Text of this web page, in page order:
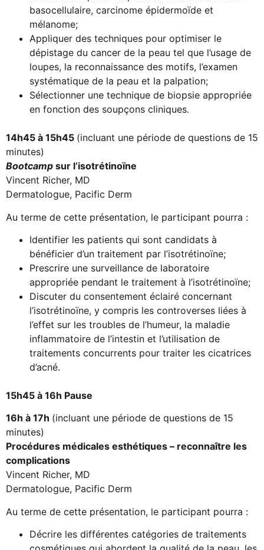
basocellulaire, carcinome épidermoïde et
mélanome;
Appliquer des techniques pour optimiser le
dépistage du cancer de la peau tel que l’usage de
loupes, la reconnaissance des motifs, l’examen
systématique de la peau et la palpation;
Sélectionner une technique de biopsie appropriée
en fonction des soupçons cliniques.
14h45 à 15h45 (incluant une période de questions de 15
minutes)
Bootcamp sur l’isotrétinoïne
Vincent Richer, MD
Dermatologue, Pacific Derm
Au terme de cette présentation, le participant pourra :
Identifier les patients qui sont candidats à
bénéficier d’un traitement par l’isotrétinoïne;
Prescrire une surveillance de laboratoire
appropriée pendant le traitement à l’isotrétinoïne;
Discuter du consentement éclairé concernant
l’isotrétinoïne, y compris les controverses liées à
l’effet sur les troubles de l’humeur, la maladie
inflammatoire de l’intestin et l’utilisation de
traitements concurrents pour traiter les cicatrices
d’acné.
15h45 à 16h Pause
16h à 17h (incluant une période de questions de 15
minutes)
Procédures médicales esthétiques – reconnaître les
complications
Vincent Richer, MD
Dermatologue, Pacific Derm
Au terme de cette présentation, le participant pourra :
Décrire les différentes catégories de traitements